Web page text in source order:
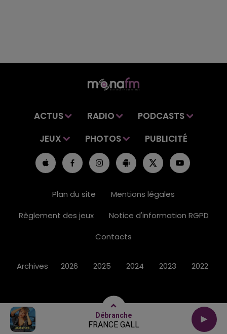
Débranche
FRANCE GALL
ACTUS RADIO
PODCASTS
JEUX
PHOTOS PUBLICITÉ
Plan du site
Mentions légales
Règlement des jeux
Notice d'information RGPD
Contacts
Archives 2026 2025 2024 2023 2022